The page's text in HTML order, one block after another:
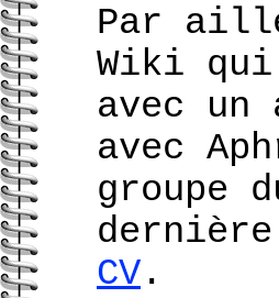
Par
Wiki
avec un
avec
groupe
CV .